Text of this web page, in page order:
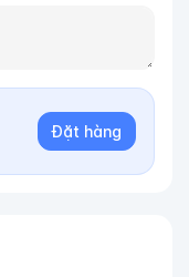
Đặt hàng